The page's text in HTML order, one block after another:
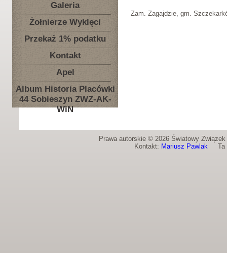
Galeria
Żołnierze Wyklęci
Przekaż 1% podatku
Kontakt
Apel
Album Historia Placówki
44 Sobieszyn ZWZ-AK-
WiN
Zam. Zagajdzie, gm.
Prawa autorskie © 2026 Światowy
Kontakt: Mariusz PawlakTa